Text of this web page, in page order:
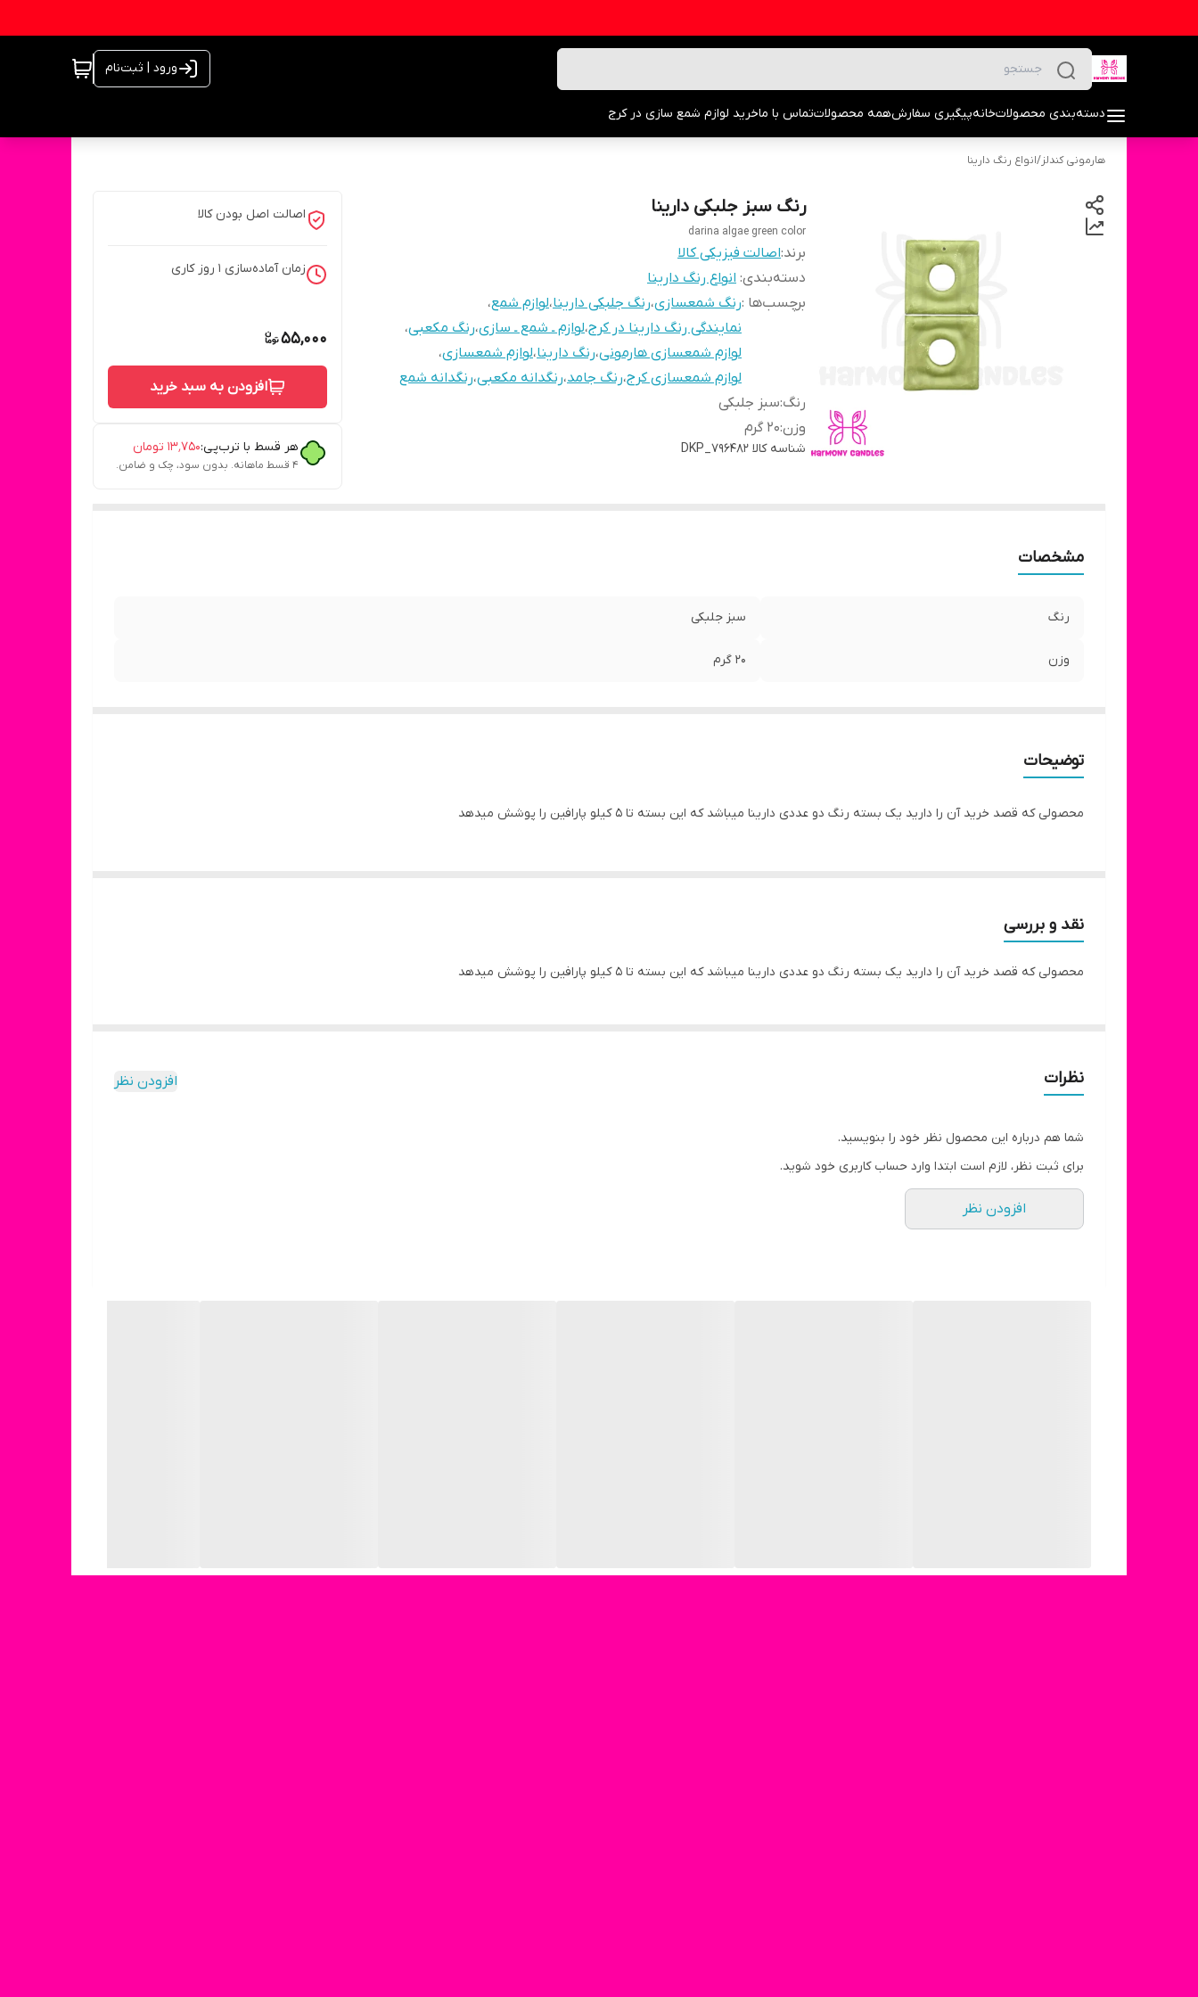
ورود | ثبت‌نام
دسته‌بندی محصولاتخانهپیگیری سفارشهمه محصولاتتماس با ماخرید لوازم شمع سازی در کرج
هارمونی کندلز/انواع رنگ دارینا
رنگ سبز جلبکی دارینا
darina algae green color
برند:اصالت فیزیکی کالا
دسته‌بندی: انواع رنگ دارینا
برچسب‌ها :رنگ شمعسازی،رنگ جلبکی دارینا،لوازم شمع،
نمایندگی رنگ دارینا در کرج،لوازم ـ شمع ـ سازی،رنگ مکعبی،
لوازم شمعسازی هارمونی،رنگ دارینا،لوازم شمعسازی،
لوازم شمعسازی کرج،رنگ جامد،رنگدانه مکعبی،رنگدانه شمع
رنگ:سبز جلبکی
وزن:20 گرم
شناسه کالا DKP_796482
اصالت اصل بودن کالا
زمان آماده‌سازی 1 روز کاری
55,000
افزودن به سبد خرید
هر قسط با ترب‌پی:۱۳٬۷۵۰ تومان
۴ قسط ماهانه. بدون سود، چک و ضامن.
مشخصات
رنگ سبز جلبکی
وزن 20 گرم
توضیحات
محصولی که قصد خرید آن را دارید یک بسته رنگ دو عددی دارینا میباشد که این بسته تا ۵ کیلو پارافین را پوشش میدهد
نقد و بررسی
محصولی که قصد خرید آن را دارید یک بسته رنگ دو عددی دارینا میباشد که این بسته تا ۵ کیلو پارافین را پوشش میدهد
نظرات افزودن نظر
شما هم درباره این محصول نظر خود را بنویسید.
برای ثبت نظر، لازم است ابتدا وارد حساب کاربری خود شوید.
افزودن نظر